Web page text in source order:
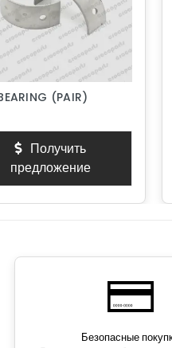
(PAIR)
Получить
предложение
Безопасные